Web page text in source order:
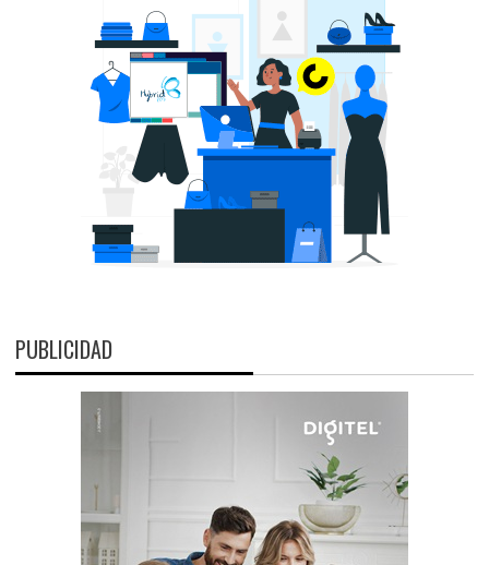
PUBLICIDAD